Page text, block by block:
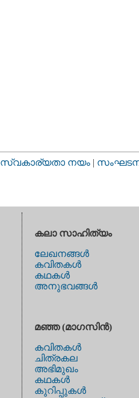
സ്വകാര്യതാ നയം |
കലാ സാഹിത്യം
ലേഖനങ്ങള്‍
കവിതകള്‍
കഥകള്‍
അനുഭവങ്ങള്‍
മഞ്ഞ (മാഗസിന്‍)
കവിതകള്‍
ചിത്രകല
അഭിമുഖം
കഥകള്‍
കുറിപ്പുകള്‍